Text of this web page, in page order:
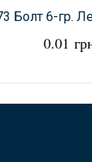
Болт 6-гр.
0.01